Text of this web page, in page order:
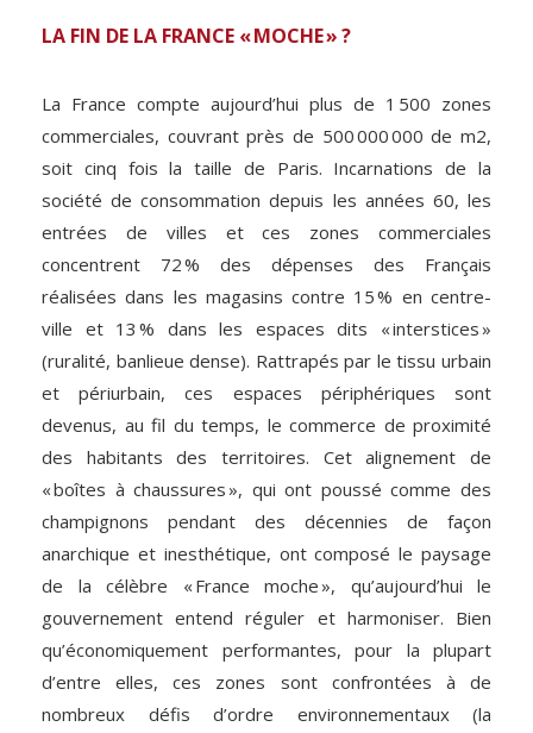
LA FIN DE LA FRANCE « MOCHE » ?
La France compte aujourd’hui plus de 1 500 zones
commerciales, couvrant près de 500 000 000 de m2,
soit cinq fois la taille de Paris. Incarnations de la
société de consommation depuis les années 60, les
entrées de villes et ces zones commerciales
concentrent 72 % des dépenses des Français
réalisées dans les magasins contre 15 % en centre-
ville et 13 % dans les espaces dits « interstices »
(ruralité, banlieue dense). Rattrapés par le tissu urbain
et périurbain, ces espaces périphériques sont
devenus, au fil du temps, le commerce de proximité
des habitants des territoires. Cet alignement de
« boîtes à chaussures », qui ont poussé comme des
champignons pendant des décennies de façon
anarchique et inesthétique, ont composé le paysage
de la célèbre « France moche », qu’aujourd’hui le
gouvernement entend réguler et harmoniser. Bien
qu’économiquement performantes, pour la plupart
d’entre elles, ces zones sont confrontées à de
nombreux défis d’ordre environnementaux (la